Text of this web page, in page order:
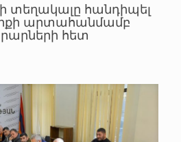
տեղակալը հանդիպել
արտահանմամբ
հետ